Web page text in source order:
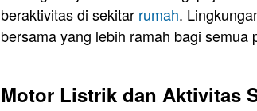
beraktivitas di sekitar rumah.
bersama yang lebih ramah bagi semua
Motor Listrik dan Aktivitas